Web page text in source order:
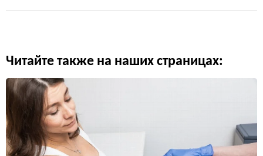
Читайте также на наших страницах: